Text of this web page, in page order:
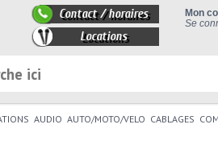
Mon
Se
Contact / horaires
Locations
AUDIO AUTO/MOTO/VELO CABLAGES